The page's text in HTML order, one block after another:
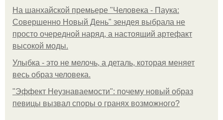
На шанхайской премьере "Человека - Паука:
Совершенно Новый День" зендея выбрала не
просто очередной наряд, а настоящий артефакт
высокой моды.
Улыбка - это не мелочь, а деталь, которая меняет
весь образ человека.
"Эффект Неузнаваемости": почему новый образ
певицы вызвал споры о гранях возможного?